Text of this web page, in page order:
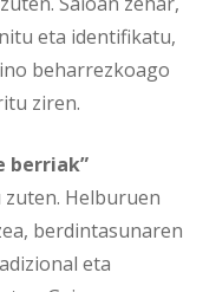
eta identifikatu,
beharrezkoago
ziren.
berriak”
Helburuen
berdintasunaren
eta